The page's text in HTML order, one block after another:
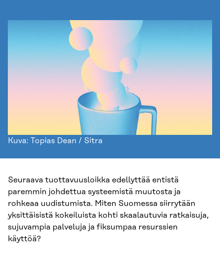
Kuva: Topias Dean / Sitra
Seuraava tuottavuusloikka edellyttää entistä
paremmin johdettua systeemistä muutosta ja
rohkeaa uudistumista. Miten Suomessa siirrytään
yksittäisistä kokeiluista kohti skaalautuvia ratkaisuja,
sujuvampia palveluja ja fiksumpaa resurssien
käyttöä?